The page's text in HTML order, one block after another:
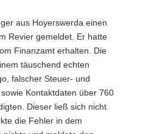
aus Hoyerswerda einen
Revier gemeldet. Er hatte
Finanzamt erhalten. Die
täuschend echten
falscher Steuer- und
Kontaktdaten über 760
Dieser ließ sich nicht
die Fehler in dem